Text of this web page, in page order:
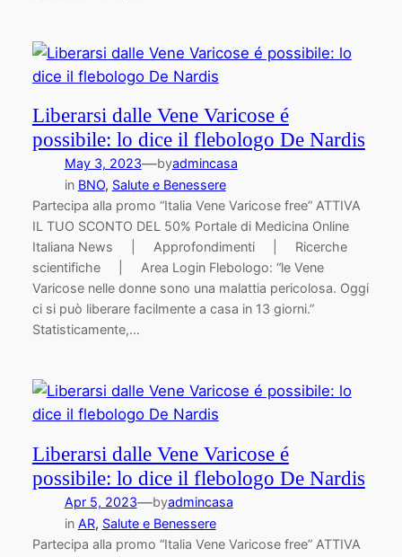
Liberarsi dalle Vene Varicose é
possibile: lo dice il flebologo De Nardis
May 3, 2023—byadmincasa
in BNO, Salute e Benessere
Partecipa alla promo “Italia Vene Varicose free” ATTIVA
IL TUO SCONTO DEL 50% Portale di Medicina Online
Italiana News | Approfondimenti | Ricerche
scientifiche | Area Login Flebologo: “le Vene
Varicose nelle donne sono una malattia pericolosa. Oggi
ci si può liberare facilmente a casa in 13 giorni.”
Statisticamente,…
Liberarsi dalle Vene Varicose é
possibile: lo dice il flebologo De Nardis
Apr 5, 2023—byadmincasa
in AR, Salute e Benessere
Partecipa alla promo “Italia Vene Varicose free” ATTIVA